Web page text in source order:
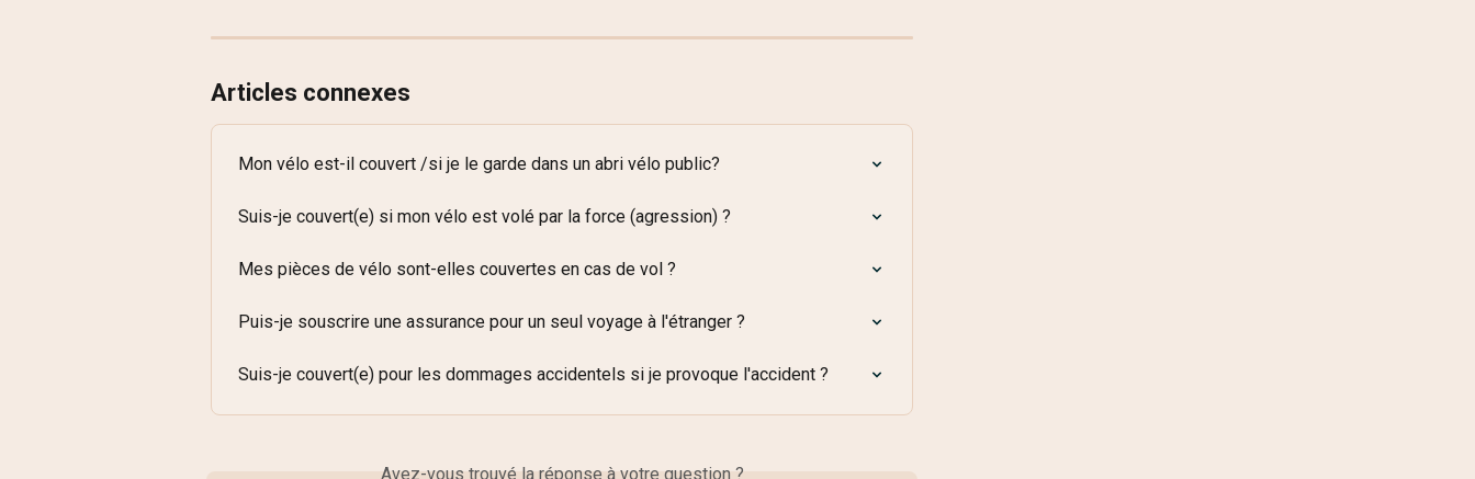
Articles connexes
Mon vélo est-il couvert /si je le garde dans un abri vélo public?
Suis-je couvert(e) si mon vélo est volé par la force (agression) ?
Mes pièces de vélo sont-elles couvertes en cas de vol ?
Puis-je souscrire une assurance pour un seul voyage à l'étranger ?
Suis-je couvert(e) pour les dommages accidentels si je provoque l'accident ?
Avez-vous trouvé la réponse à votre question ?